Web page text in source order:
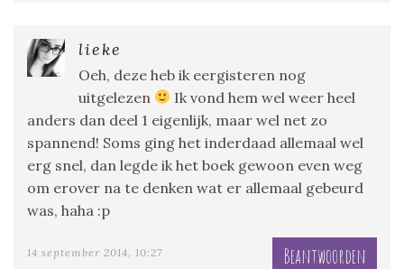
lieke
Oeh, deze heb ik eergisteren nog
uitgelezen
Ik vond hem wel weer heel
anders dan deel 1 eigenlijk, maar wel net zo
spannend! Soms ging het inderdaad allemaal wel
erg snel, dan legde ik het boek gewoon even weg
om erover na te denken wat er allemaal gebeurd
was, haha :p
14 september 2014, 10:27 Beantwoorden